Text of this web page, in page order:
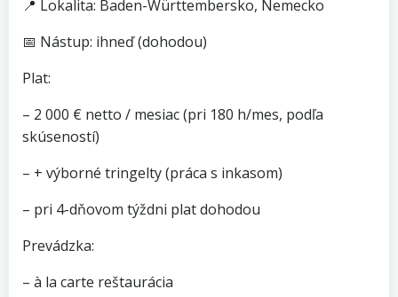
📍 Lokalita: Baden-Württembersko, Nemecko
📅 Nástup: ihneď (dohodou)
Plat:
– 2 000 € netto / mesiac (pri 180 h/mes, podľa
skúseností)
– + výborné tringelty (práca s inkasom)
– pri 4-dňovom týždni plat dohodou
Prevádzka:
– à la carte reštaurácia